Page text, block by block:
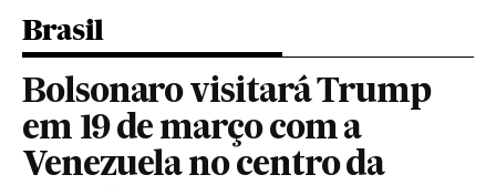
Brasil
Bolsonaro visitará Trump
em 19 de março com a
Venezuela no centro da